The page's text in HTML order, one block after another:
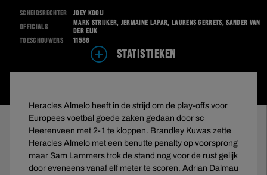
Scheidsrechter
Joey Kooij
Officials
Mark Strijker, Jermaine Lapar, Laurens Gerrets, Sander van
der Eijk
Toeschouwers
11586
STATISTIEKEN
Heracles Almelo heeft in de strijd om de play-offs voor
Europees voetbal goede zaken gedaan door sc
Heerenveen met 2-1 te kloppen. Brandley Kuwas zette
Heracles Almelo met een benutte penalty op voorsprong
maar Sam Lammers trok de stand nog voor de rust gelijk
door eveneens vanaf elf meter te scoren. Adrian Dalmau